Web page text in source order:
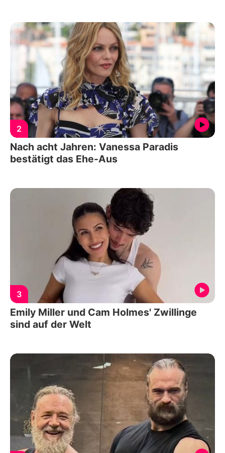
2
Nach acht Jahren: Vanessa Paradis
bestätigt das Ehe-Aus
3
Emily Miller und Cam Holmes' Zwillinge
sind auf der Welt